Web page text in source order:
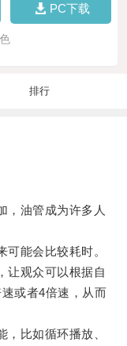
PC下载
排行
油管成为许多人
能会比较耗时。
观众可以根据自
或者4倍速，从而
比如循环播放、